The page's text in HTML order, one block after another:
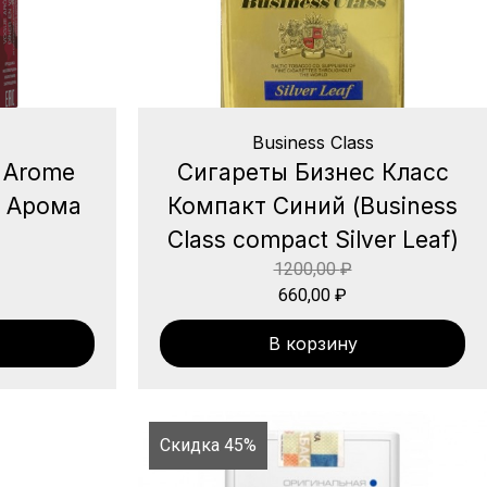
Арома
Business Class
Сигареты Бизнес Класс
Компакт Синий (Business
Class compact Silver Leaf)
1200,00₽
660,00 ₽
В корзину
Скидка 45%